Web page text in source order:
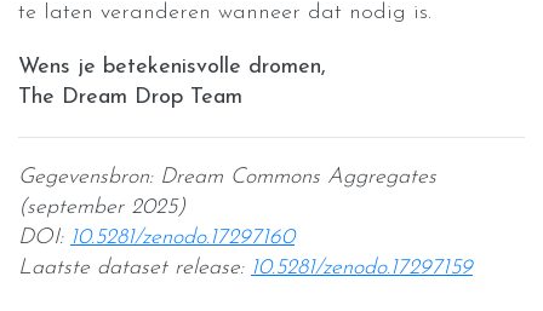
te laten veranderen wanneer dat nodig is.
Wens je betekenisvolle dromen,
The Dream Drop Team
Gegevensbron: Dream Commons Aggregates
(september 2025)
DOI: 10.5281/zenodo.17297160
Laatste dataset release: 10.5281/zenodo.17297159